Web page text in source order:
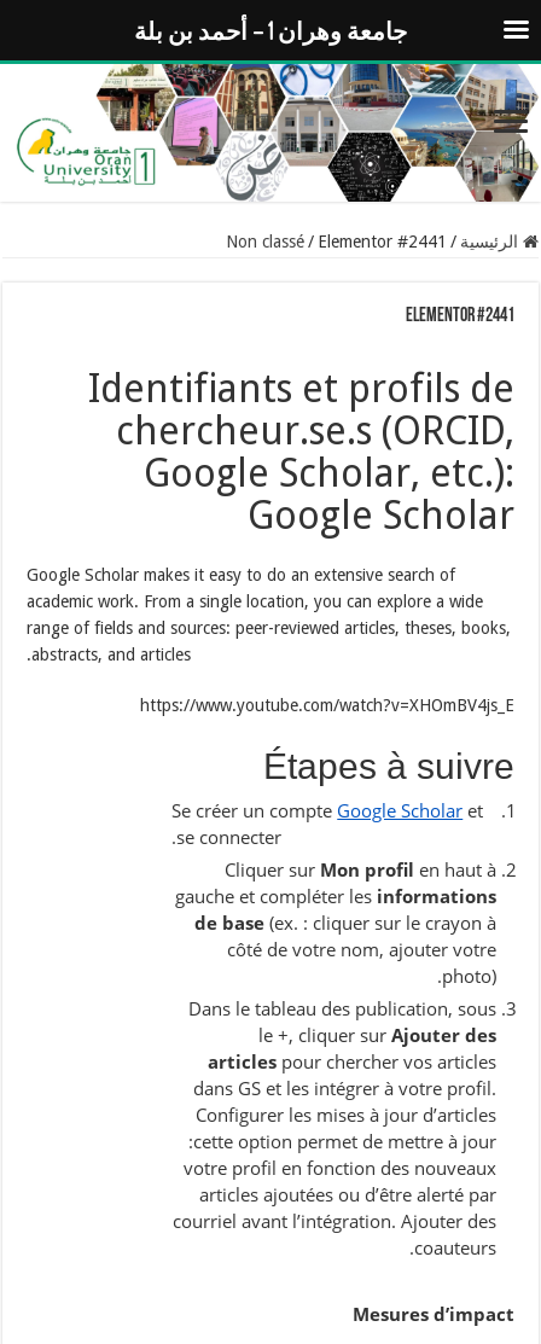
الرئيسية /
Non classé / Elementor #2441
Elementor #2441
Identifiants et profils de
chercheur.se.s (ORCID,
Google Scholar, etc.):
Google Scholar
Google Scholar makes it easy to do an extensive search of
academic work. From a single location, you can explore a wide
range of fields and sources: peer-reviewed articles, theses, books,
abstracts, and articles.
https://www.youtube.com/watch?v=XHOmBV4js_E
Étapes à suivre
Se créer un compte Google Scholar et
se connecter.
Cliquer sur Mon profil en haut à
gauche et compléter les informations
de base(ex. : cliquer sur le crayon à
côté de votre nom, ajouter votre
photo).
Dans le tableau des publication, sous
le +, cliquer sur Ajouter des
articlespour chercher vos articles
dans GS et les intégrer à votre profil.
Configurer les mises à jour d’articles
:cette option permet de mettre à jour
votre profil en fonction des nouveaux
articles ajoutées ou d’être alerté par
courriel avant l’intégration. Ajouter des
coauteurs.
Mesures d’impact
جامعة وهران 1 – أحمد بن بلة